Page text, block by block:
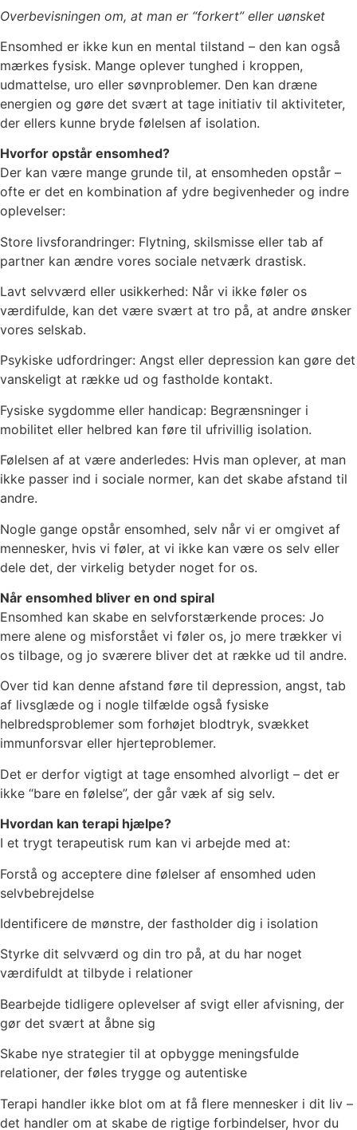
Overbevisningen om, at man er “forkert” eller uønsket
Ensomhed er ikke kun en mental tilstand – den kan også
mærkes fysisk. Mange oplever tunghed i kroppen,
udmattelse, uro eller søvnproblemer. Den kan dræne
energien og gøre det svært at tage initiativ til aktiviteter,
der ellers kunne bryde følelsen af isolation.
Hvorfor opstår ensomhed?
Der kan være mange grunde til, at ensomheden opstår –
ofte er det en kombination af ydre begivenheder og indre
oplevelser:
Store livsforandringer: Flytning, skilsmisse eller tab af
partner kan ændre vores sociale netværk drastisk.
Lavt selvværd eller usikkerhed: Når vi ikke føler os
værdifulde, kan det være svært at tro på, at andre ønsker
vores selskab.
Psykiske udfordringer: Angst eller depression kan gøre det
vanskeligt at række ud og fastholde kontakt.
Fysiske sygdomme eller handicap: Begrænsninger i
mobilitet eller helbred kan føre til ufrivillig isolation.
Følelsen af at være anderledes: Hvis man oplever, at man
ikke passer ind i sociale normer, kan det skabe afstand til
andre.
Nogle gange opstår ensomhed, selv når vi er omgivet af
mennesker, hvis vi føler, at vi ikke kan være os selv eller
dele det, der virkelig betyder noget for os.
Når ensomhed bliver en ond spiral
Ensomhed kan skabe en selvforstærkende proces: Jo
mere alene og misforstået vi føler os, jo mere trækker vi
os tilbage, og jo sværere bliver det at række ud til andre.
Over tid kan denne afstand føre til depression, angst, tab
af livsglæde og i nogle tilfælde også fysiske
helbredsproblemer som forhøjet blodtryk, svækket
immunforsvar eller hjerteproblemer.
Det er derfor vigtigt at tage ensomhed alvorligt – det er
ikke “bare en følelse”, der går væk af sig selv.
Hvordan kan terapi hjælpe?
I et trygt terapeutisk rum kan vi arbejde med at:
Forstå og acceptere dine følelser af ensomhed uden
selvbebrejdelse
Identificere de mønstre, der fastholder dig i isolation
Styrke dit selvværd og din tro på, at du har noget
værdifuldt at tilbyde i relationer
Bearbejde tidligere oplevelser af svigt eller afvisning, der
gør det svært at åbne sig
Skabe nye strategier til at opbygge meningsfulde
relationer, der føles trygge og autentiske
Terapi handler ikke blot om at få flere mennesker i dit liv –
det handler om at skabe de rigtige forbindelser, hvor du